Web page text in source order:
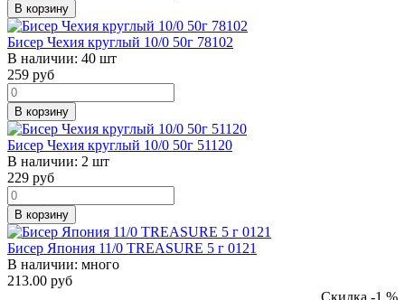
В корзину
Бисер Чехия круглый 10/0 50г 78102
В наличии: 40 шт
259 руб
В корзину
Бисер Чехия круглый 10/0 50г 51120
В наличии: 2 шт
229 руб
В корзину
Бисер Япония 11/0 TREASURE 5 г 0121
В наличии: много
213.00 руб
Скидка -1 %